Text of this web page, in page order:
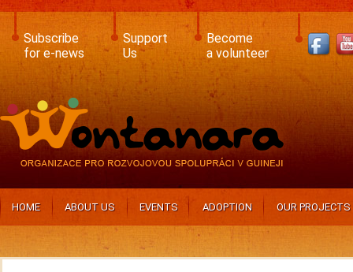
Skip
main
content
Subscribe
for e-news
Support
Us
Become
a volunteer
HOME ABOUT US EVENTS ADOPTION OUR PROJECTS